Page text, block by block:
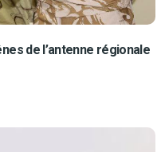
de l’antenne régionale